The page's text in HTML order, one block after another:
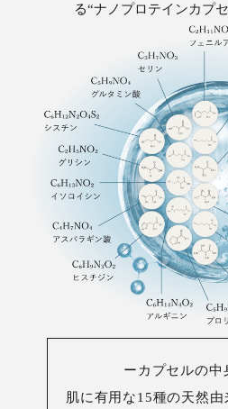
る“ナノプロテインカプ
ーカプセルの中
肌に有用な15種の天然由